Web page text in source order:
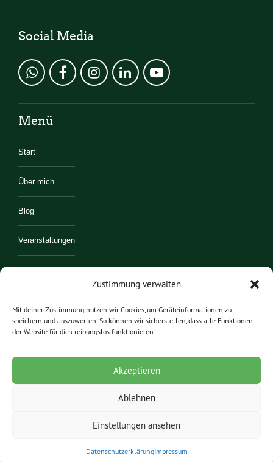
Zustimmung verwalten
Mit deiner Zustimmung nutzen wir Cookies, um Geräteinformationen zu
speichern und auszuwerten. So können wir sicherstellen, dass alle Funktionen
der Website für dich reibungslos funktionieren.
Akzeptieren
Ablehnen
Einstellungen ansehen
DatenschutzerklärungImpressum
Social Media
Menü
Start
Über mich
Blog
Veranstaltungen
Impressum